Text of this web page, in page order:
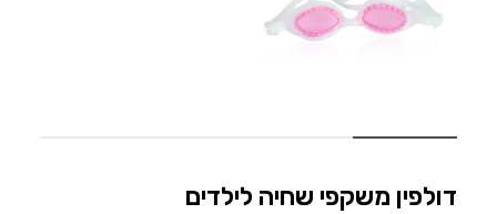
דולפין משקפי שחיה לילדים